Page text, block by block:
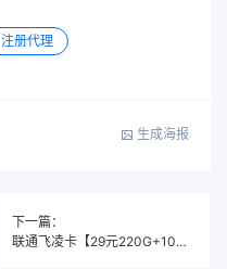
注册代理
生成海报
下一篇：
联通飞凌卡【29元220G+100分钟】